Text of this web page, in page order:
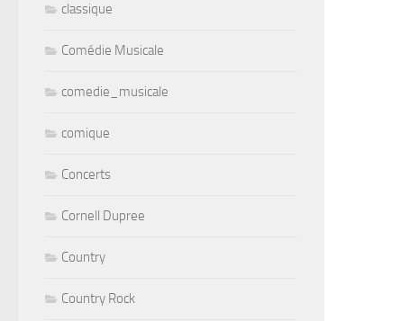
classique
Comédie Musicale
comedie_musicale
comique
Concerts
Cornell Dupree
Country
Country Rock